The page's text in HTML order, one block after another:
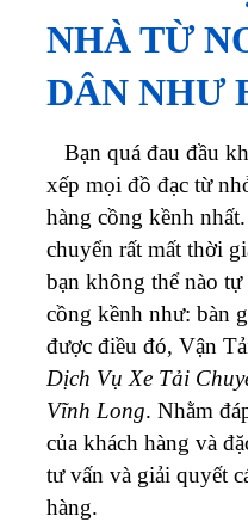
Bạn quá đau đầu
xếp mọi đồ đạc từ
hàng cồng kềnh
chuyển rất mất thời
bạn không thể nào
cồng kềnh như: bàn
được điều đó, Vận
Dịch Vụ Xe Tải
Vĩnh Long . Nhằm
của khách hàng và
tư vấn và giải quyết
hàng.
Chắc hẳn trong số
lý do dưới đây mà
chuyển nhà tại Bình